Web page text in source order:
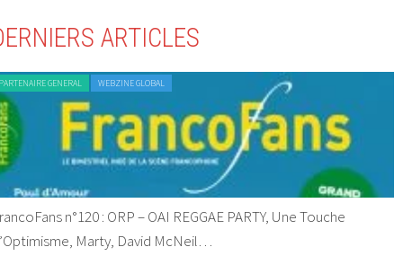
ARTICLES
GENERAL WEBZINE GLOBAL
n°120 : ORP – OAI REGGAE PARTY, Une Touche
Marty, David McNeil…